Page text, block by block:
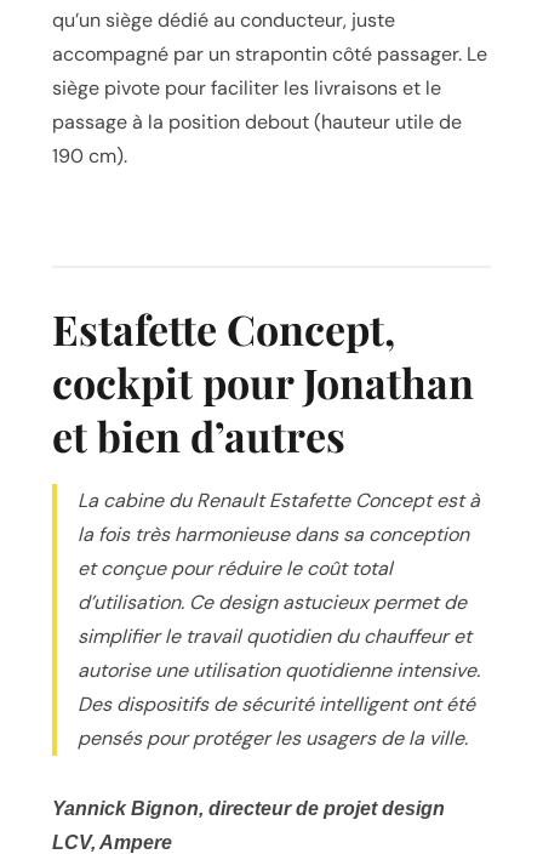
qu’un siège dédié au conducteur, juste
accompagné par un strapontin côté passager. Le
siège pivote pour faciliter les livraisons et le
passage à la position debout (hauteur utile de
190 cm).
Estafette Concept,
cockpit pour Jonathan
et bien d’autres
La cabine du Renault Estafette Concept est à
la fois très harmonieuse dans sa conception
et conçue pour réduire le coût total
d’utilisation. Ce design astucieux permet de
simplifier le travail quotidien du chauffeur et
autorise une utilisation quotidienne intensive.
Des dispositifs de sécurité intelligent ont été
pensés pour protéger les usagers de la ville.
Yannick Bignon, directeur de projet design
LCV, Ampere